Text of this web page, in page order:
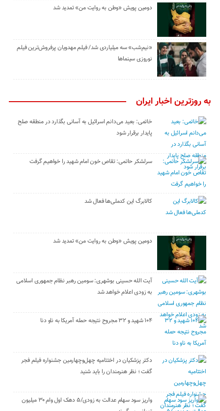
دومین پویش «وطن به روایت من» تمدید شد
«نیم‌شب» سه میلیاردی شد/ فیلم مهدویان پرفروش‌ترین فیلم
نوروزی سینماها
به روزترین اخبار ایران
خاتمی: بعید می‌دانم اسرائیل به آسانی بگذارد در منطقه صلح
پایدار برقرار شود
سرلشکر حاتمی: تقاص خون امام شهید را خواهیم گرفت
کالابرگ این کدملی‌ها فعال شد
دومین پویش «وطن به روایت من» تمدید شد
آیت الله حسینی بوشهری: سومین رهبر نظام جمهوری اسلامی
به زودی اعلام خواهد شد
۱۰۴ شهید و ۳۲ مجروح نتیجه حمله آمریکا به ناو دنا
دکتر پزشکیان در اختتامیه چهل‌وچهارمین جشنواره فیلم فجر
گفت ؛ نظر هنرمندان را باید شنید
واریز سود سهام عدالت به زودی/۵ دهک اول وام ۳۰ میلیون